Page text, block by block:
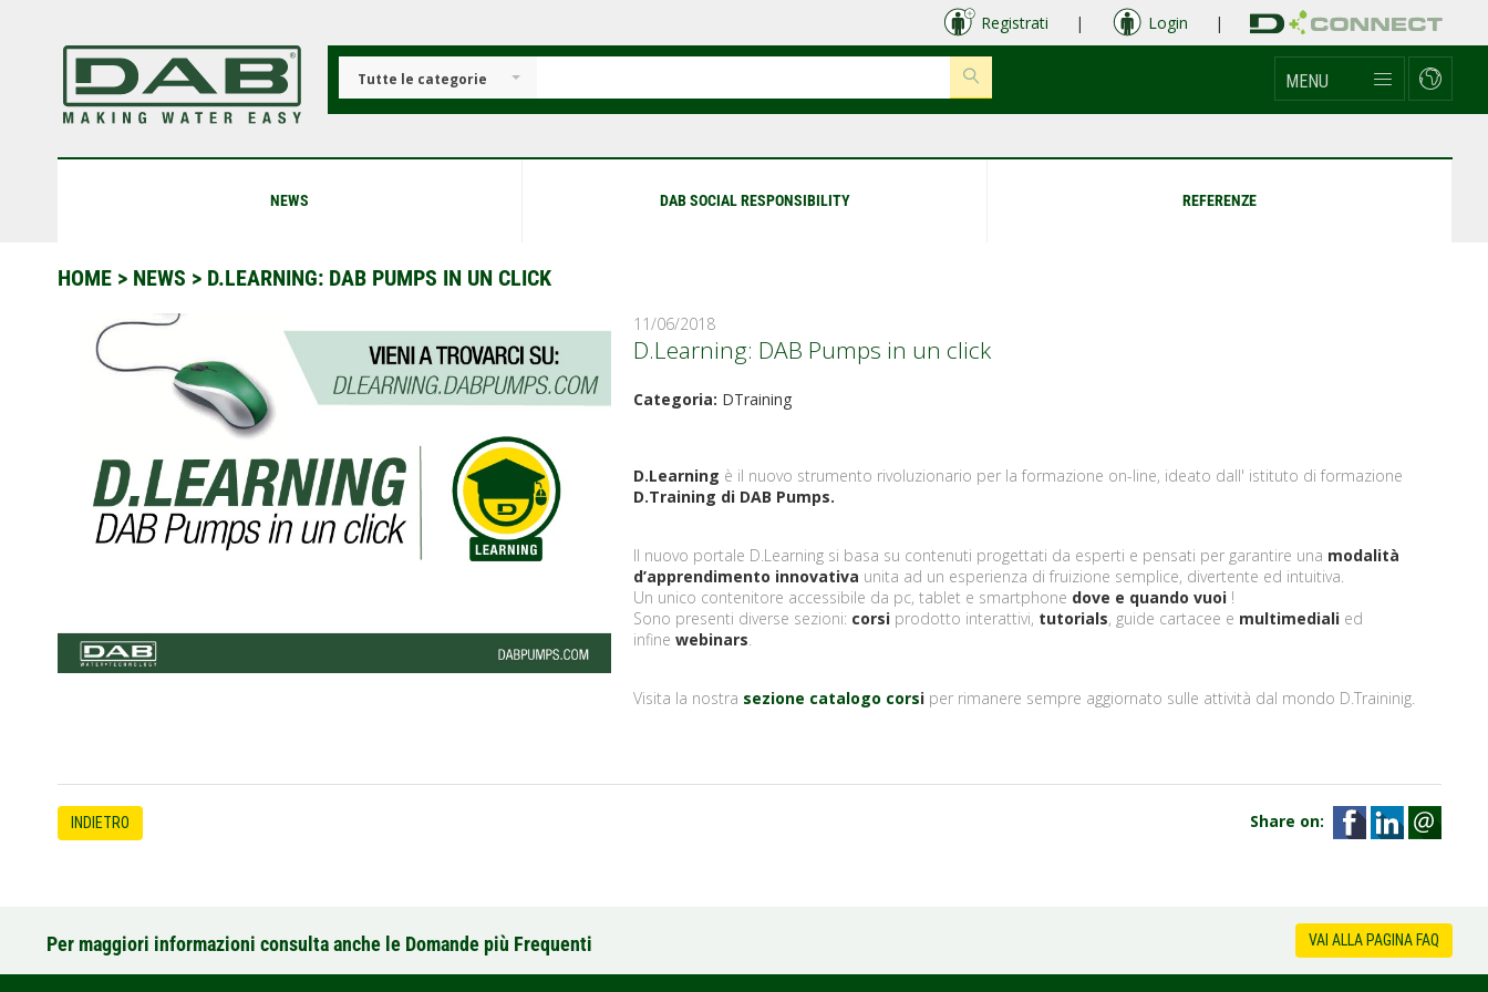
contenuto
Registrati | Login |
Tutte le categorie MENU
NEWS DAB SOCIAL RESPONSIBILITY REFERENZE
HOME > NEWS > D.LEARNING: DAB PUMPS IN UN CLICK
11/06/2018
D.Learning: DAB Pumps in un click
Categoria: DTraining
D.Learning è il nuovo strumento rivoluzionario per la formazione on-line, ideato dall' istituto di formazione
D.Training di DAB Pumps.
Il nuovo portale D.Learning si basa su contenuti progettati da esperti e pensati per garantire una modalità
d’apprendimento innovativa unita ad un esperienza di fruizione semplice, divertente ed intuitiva.
Un unico contenitore accessibile da pc, tablet e smartphone dove e quando vuoi !
Sono presenti diverse sezioni: corsi prodotto interattivi, tutorials, guide cartacee e multimediali ed
infine webinars.
Visita la nostra sezione catalogo corsi per rimanere sempre aggiornato sulle attività dal mondo D.Traininig.
INDIETRO Share on:
Per maggiori informazioni consulta anche le Domande più Frequenti VAI ALLA PAGINA FAQ